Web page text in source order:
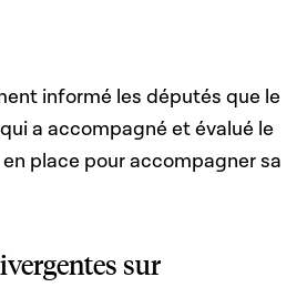
informé les députés que le
a accompagné et évalué le
place pour accompagner sa
sur